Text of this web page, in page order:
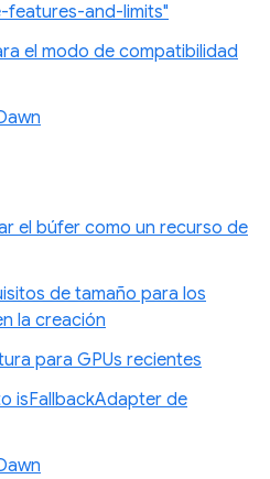
features-and-limits"
el modo de compatibilidad
el búfer como un recurso de
de tamaño para los
la creación
para GPUs recientes
isFallbackAdapter de